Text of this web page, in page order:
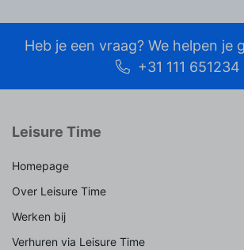
Heb je een vraag? We helpen je
+31 111 651234
Leisure Time
Homepage
Over Leisure Time
Werken bij
Verhuren via Leisure Time